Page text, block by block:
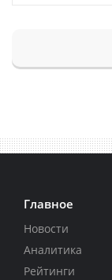
Главное
Новости
Аналитика
Рейтинги